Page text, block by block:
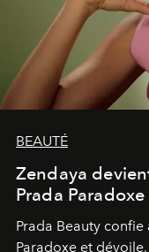
BEAUTÉ
Zendaya
Prada Paradoxe
Prada Beauty
Paradoxe et